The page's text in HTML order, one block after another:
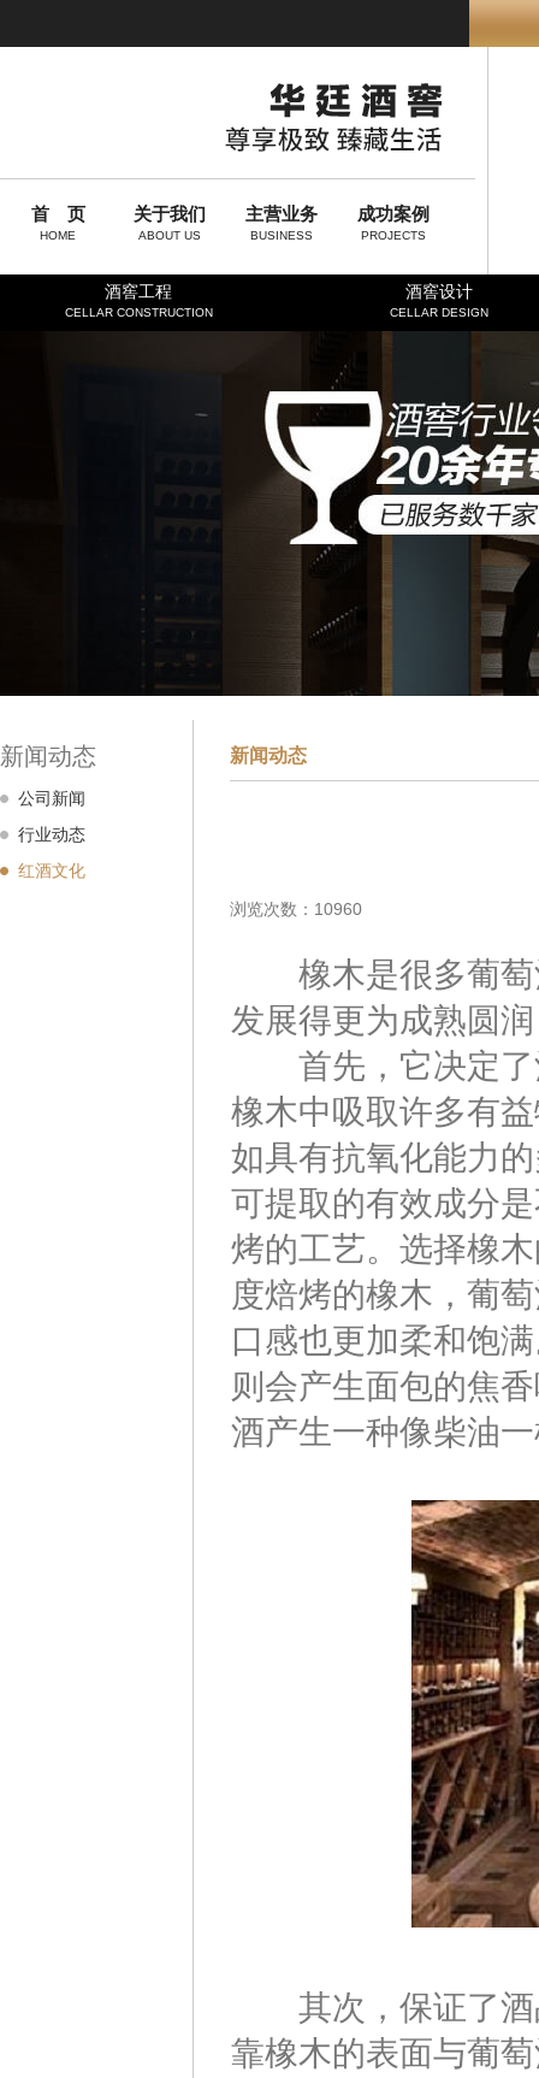
首 页
HOME
关于我们
ABOUT US
主营业务
BUSINESS
成功案例
PROJECTS
酒窖工程
CELLAR CONSTRUCTION
酒窖设计
CELLAR DESIGN
新闻动态
公司新闻
行业动态
红酒文化
新闻动态
浏览次数：10960
橡木是很多葡萄
发展得更为成熟圆
首先，它决定了
橡木中吸取许多有
如具有抗氧化能力
可提取的有效成分
烤的工艺。选择橡
度焙烤的橡木，葡
口感也更加柔和饱
则会产生面包的焦
酒产生一种像柴油
其次，保证了酒
靠橡木的表面与葡